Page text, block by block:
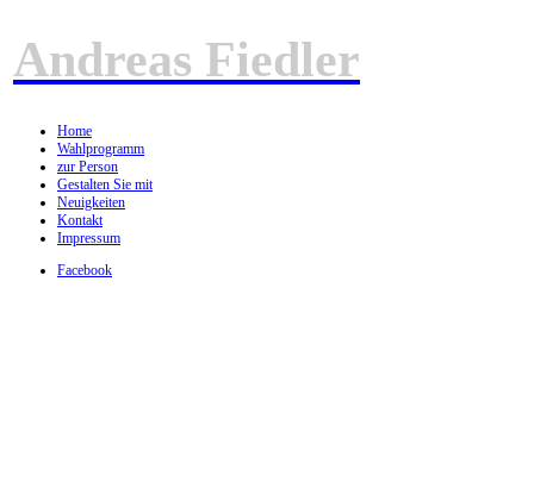
Andreas Fiedler
Home
Wahlprogramm
zur Person
Gestalten Sie mit
Neuigkeiten
Kontakt
Impressum
Facebook